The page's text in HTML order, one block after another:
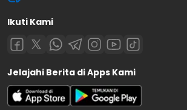
Ikuti Kami
Jelajahi Berita di Apps Kami